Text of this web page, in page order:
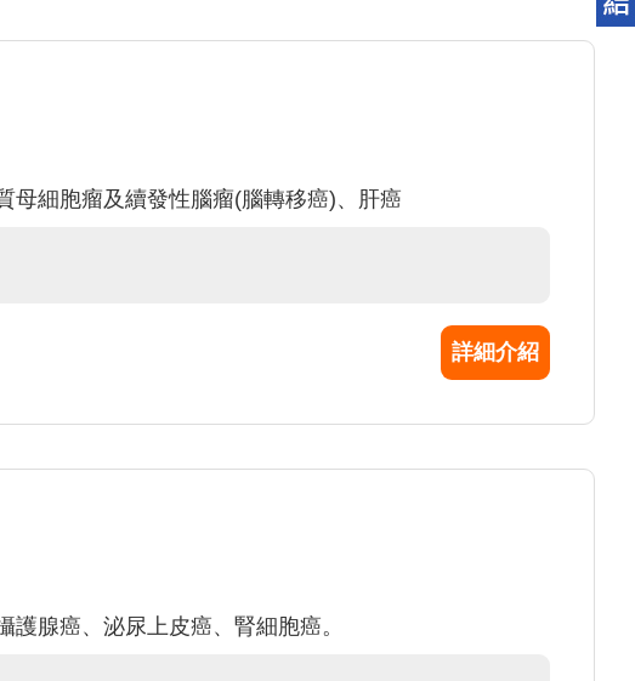
母細胞瘤及續發性腦瘤(腦轉移癌)、肝癌
詳細介紹
護腺癌、泌尿上皮癌、腎細胞癌。